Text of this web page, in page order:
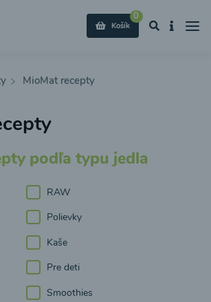
0
Košík
MioMat recepty
podľa typu jedla
RAW
Polievky
Kaše
Pre deti
Smoothies